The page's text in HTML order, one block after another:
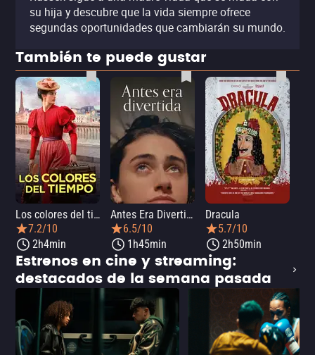
su hija y descubre que la vida siempre ofrece
segundas oportunidades que cambiarán su mundo.
También te puede gustar
Los colores del tiempo
7.2/10
2h4min
Antes Era Divertida
6.5/10
1h45min
Dracula
5.7/10
2h50min
Estrenos en cine y streaming:
destacados de la semana pasada